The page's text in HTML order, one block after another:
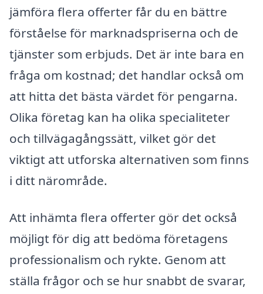
jämföra flera offerter får du en bättre
förståelse för marknadspriserna och de
tjänster som erbjuds. Det är inte bara en
fråga om kostnad; det handlar också om
att hitta det bästa värdet för pengarna.
Olika företag kan ha olika specialiteter
och tillvägagångssätt, vilket gör det
viktigt att utforska alternativen som finns
i ditt närområde.
Att inhämta flera offerter gör det också
möjligt för dig att bedöma företagens
professionalism och rykte. Genom att
ställa frågor och se hur snabbt de svarar,